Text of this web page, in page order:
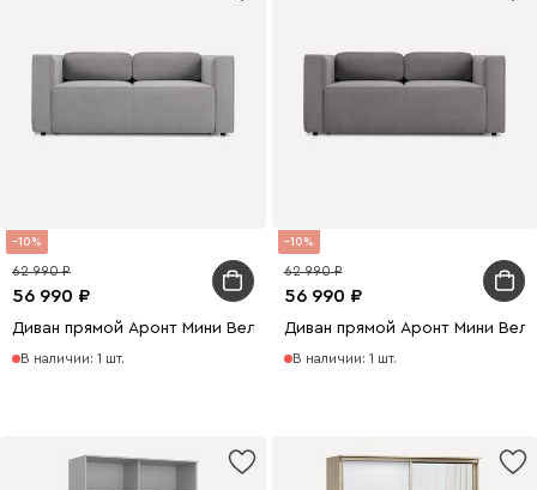
10
56 990
62 990
Диван прямой Аронт Мини Велюр Светло-серый
В наличии: 1 шт.
10
56 990
62 990
Диван прямой Аронт Мини
В наличии: 1 шт.